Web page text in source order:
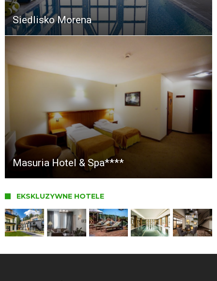
Siedlisko Morena
Masuria Hotel & Spa****
EKSKLUZYWNE HOTELE